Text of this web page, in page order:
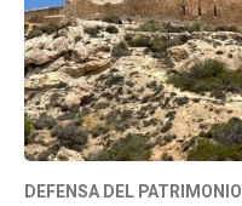
DEFENSA DEL PATRIMONIO